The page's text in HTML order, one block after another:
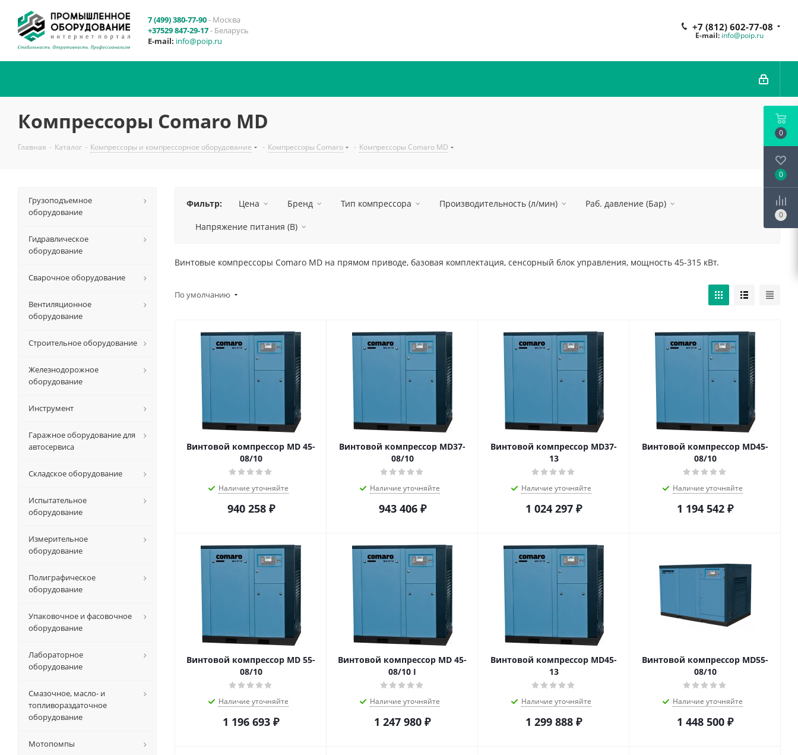
7 (499) 380-77-90- Москва
+37529 847-29-17- Беларусь
E-mail: info@poip.ru
+7 (812) 602-77-08
E-mail: info@poip.ru
Компрессоры Comaro MD
Главная - Каталог - Компрессоры и компрессорное оборудование - Компрессоры Comaro - Компрессоры Comaro MD
Фильтр: Цена Бренд Тип компрессора Производительность (л/мин) Раб. давление (Бар)
Напряжение питания (В)
Винтовые компрессоры Comaro MD на прямом приводе, базовая комплектация, сенсорный блок управления, мощность 45-315 кВт.
По умолчанию
Винтовой компрессор MD 45-
08/10
Наличие уточняйте
940 258₽
Винтовой компрессор MD37-
08/10
Наличие уточняйте
943 406₽
Винтовой компрессор MD37-
13
Наличие уточняйте
1 024 297 ₽
Винтовой компрессор MD45-
08/10
Наличие уточняйте
1 194 542 ₽
Винтовой компрессор MD 55-
08/10
Наличие уточняйте
1 196 693 ₽
Винтовой компрессор MD 45-
08/10 I
Наличие уточняйте
1 247 980 ₽
Винтовой компрессор MD45-
13
Наличие уточняйте
1 299 888 ₽
Винтовой компрессор MD55-
08/10
Наличие уточняйте
1 448 500 ₽
Грузоподъемное
оборудование
Гидравлическое
оборудование
Сварочное оборудование
Вентиляционное
оборудование
Строительное оборудование
Железнодорожное
оборудование
Инструмент
Гаражное оборудование для
автосервиса
Складское оборудование
Испытательное
оборудование
Измерительное
оборудование
Полиграфическое
оборудование
Упаковочное и фасовочное
оборудование
Лабораторное
оборудование
Смазочное, масло- и
топливораздаточное
оборудование
Мотопомпы
0
0
0